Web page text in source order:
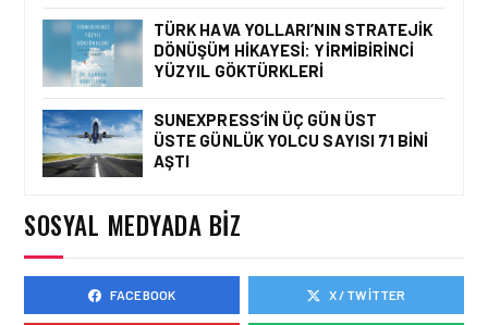
ÜST ÜSTE GÜNLÜK
YOLCU SAYISI 71 BINI AŞTI
HAVAYOLU • 05 AĞU 2026
İŞ BIRLIĞI!
TÜRK HAVA YOLLARI’NIN STRATEJIK
DÖNÜŞÜM HIKAYESI: YIRMIBIRINCI
YÜZYIL GÖKTÜRKLERI
SUNEXPRESS’IN ÜÇ GÜN ÜST
ÜSTE GÜNLÜK YOLCU SAYISI 71 BINI
AŞTI
SOSYAL MEDYADA BIZ
FACEBOOK X / TWITTER